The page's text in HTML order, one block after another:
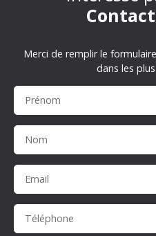
Merci de remplir le
dans les
Prénom
Nom
Email
Téléphone